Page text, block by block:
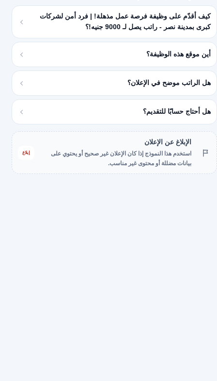
كيف أقدّم على وظيفة فرصة عمل مذهلة! | فرد أمن لشركات
كبرى بمدينة نصر - راتب يصل لـ 9000 جنيه!؟
أين موقع هذه الوظيفة؟
هل الراتب موضح في الإعلان؟
هل أحتاج حسابًا للتقديم؟
الإبلاغ عن الإعلان
استخدم هذا النموذج إذا كان الإعلان غير صحيح أو يحتوي على
بيانات مضللة أو محتوى غير مناسب.
إبلاغ